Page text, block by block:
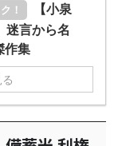
！
【小泉
迷言から名
作集